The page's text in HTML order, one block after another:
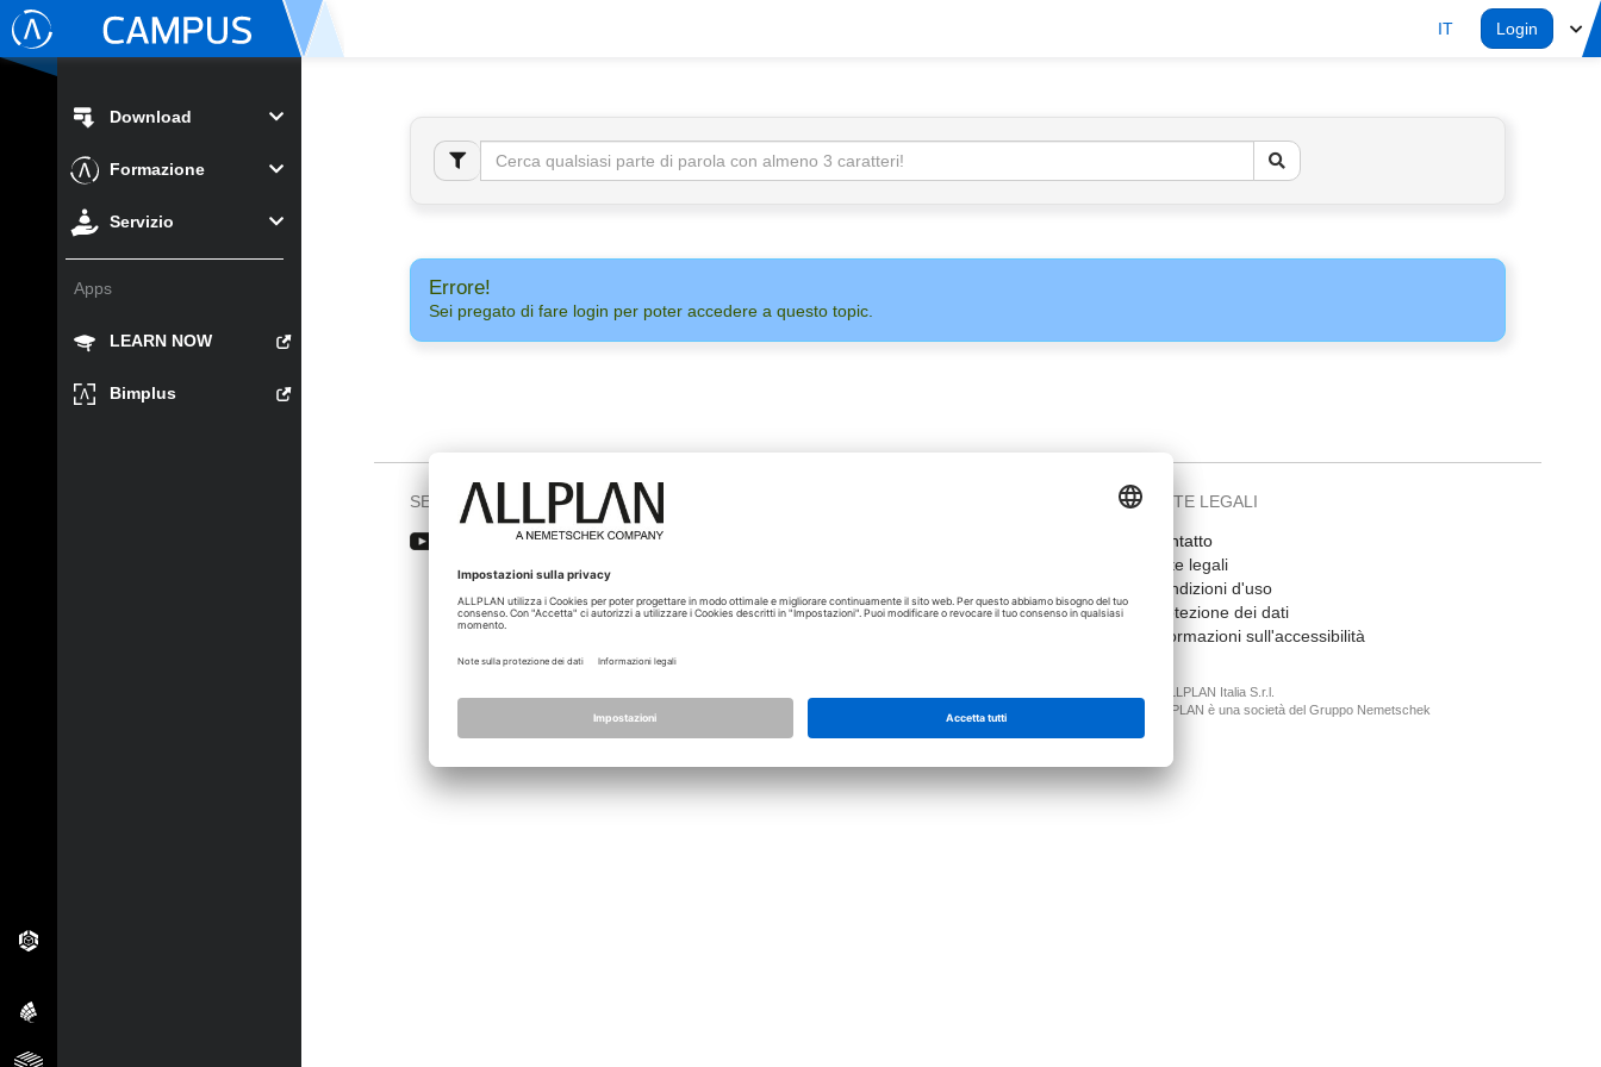
IT Login
Download
Formazione
Servizio
Apps
LEARN NOW
Bimplus
Errore!
Sei pregato di fare login per poter accedere a questo topic.
SEGUICI SU
Impostazioni privacy
NOTE LEGALI
Contatto
Note legali
Condizioni d'uso
Protezione dei dati
Informazioni sull'accessibilità
© ALLPLAN Italia S.r.l.
ALLPLAN è una società del Gruppo Nemetschek